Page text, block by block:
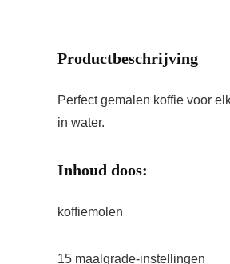
Productbeschrijving
Perfect gemalen koffie voor
in water.
Inhoud doos:
koffiemolen
15 maalgrade-instellingen